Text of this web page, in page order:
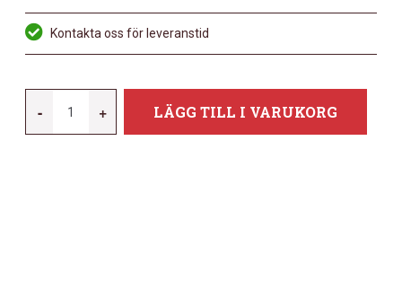
Kontakta oss för leveranstid
-
AC15C2
+ LÄGG TILL I VARUKORG